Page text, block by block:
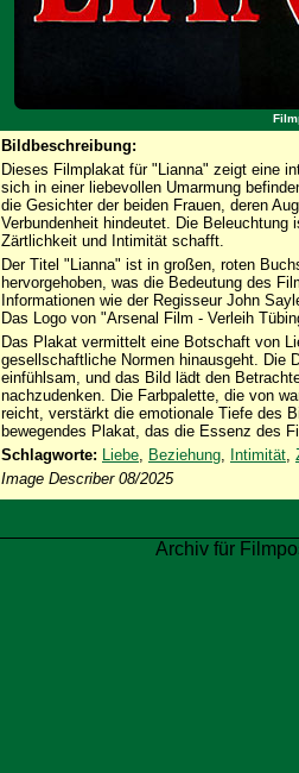
Bildbeschreibung:
Dieses Filmplakat für "Lianna" zeigt eine
sich in einer liebevollen Umarmung
die Gesichter der beiden Frauen, deren
Verbundenheit hindeutet. Die
Zärtlichkeit und Intimität schafft.
Der Titel "Lianna" ist in großen, roten
hervorgehoben, was die Bedeutung des
Informationen wie der Regisseur John
Das Logo von "Arsenal Film - Verleih
Das Plakat vermittelt eine Botschaft von
gesellschaftliche Normen hinausgeht. Die
einfühlsam, und das Bild lädt den
nachzudenken. Die Farbpalette, die von
reicht, verstärkt die emotionale Tiefe des
bewegendes Plakat, das die Essenz des
Schlagworte: Liebe, Beziehung, Intimität,
Image Describer 08/2025
Archiv für